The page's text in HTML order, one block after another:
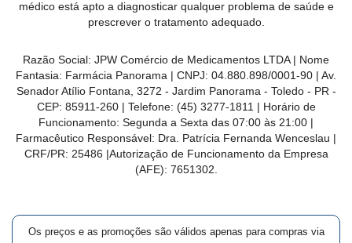
médico está apto a diagnosticar qualquer problema de saúde e
prescrever o tratamento adequado.
Razão Social: JPW Comércio de Medicamentos LTDA | Nome
Fantasia: Farmácia Panorama | CNPJ: 04.880.898/0001-90 | Av.
Senador Atílio Fontana, 3272 - Jardim Panorama - Toledo - PR -
CEP: 85911-260 | Telefone: (45) 3277-1811 | Horário de
Funcionamento: Segunda a Sexta das 07:00 às 21:00 |
Farmacêutico Responsável: Dra. Patrícia Fernanda Wenceslau |
CRF/PR: 25486 |Autorização de Funcionamento da Empresa
(AFE): 7651302.
Os preços e as promoções são válidos apenas para compras via